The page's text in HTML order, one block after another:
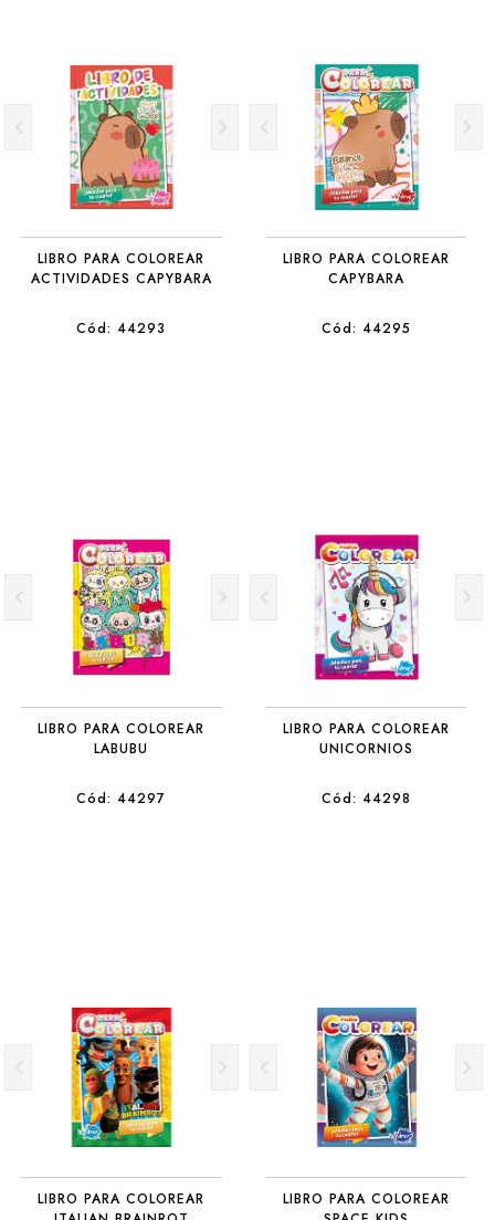
LIBRO PARA COLOREAR
ACTIVIDADES CAPYBARA
Cód: 44293
LIBRO PARA COLOREAR
CAPYBARA
Cód: 44295
LIBRO PARA COLOREAR
LABUBU
Cód: 44297
LIBRO PARA COLOREAR
UNICORNIOS
Cód: 44298
LIBRO PARA COLOREAR
LIBRO PARA COLOREAR